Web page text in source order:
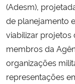
(Adesm),
de planejamento
viabilizar projetos
membros da
organizações
representações